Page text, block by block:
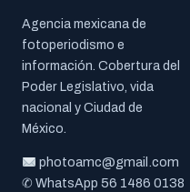
Agencia mexicana de
fotoperiodismo e
información. Cobertura del
Poder Legislativo, vida
nacional y Ciudad de
México.
photoamc@gmail.com
✆ WhatsApp 56 1486 0138